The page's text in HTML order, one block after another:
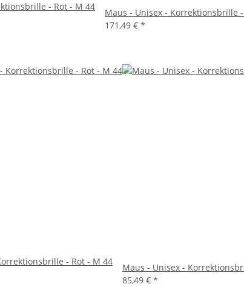
- Rot - M 44
Maus - Unisex - Korrektionsbrille
171,49 € *
- Rot - M 44
Maus - Unisex -
85,49 € *